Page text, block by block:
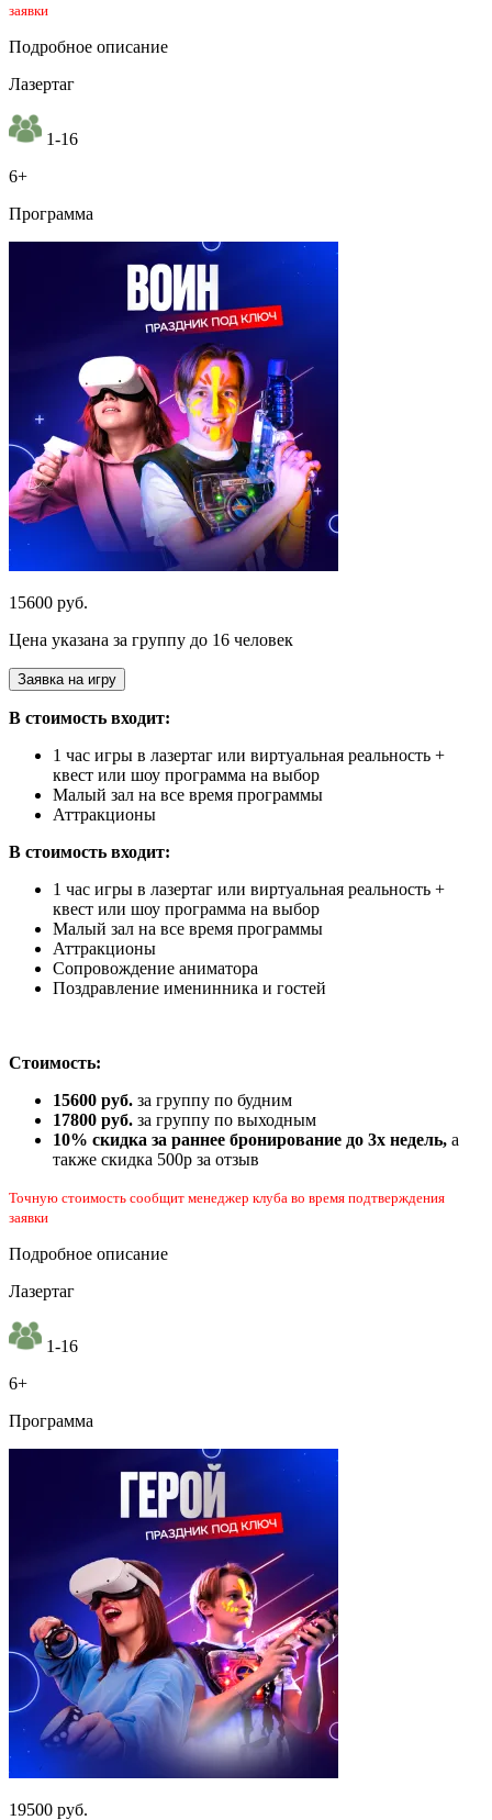
заявки
Подробное описание
Лазертаг
1-16
6+
Программа
15600 руб.
Цена указана за группу до 16 человек
Заявка на игру
В стоимость входит:
1 час игры в лазертаг или виртуальная реальность +
квест или шоу программа на выбор
Малый зал на все время программы
Аттракционы
В стоимость входит:
1 час игры в лазертаг или виртуальная реальность +
квест или шоу программа на выбор
Малый зал на все время программы
Аттракционы
Сопровождение аниматора
Поздравление именинника и гостей
Стоимость:
15600 руб. за группу по будним
17800 руб. за группу по выходным
10% скидка за раннее бронирование до 3х недель, а
также скидка 500р за отзыв
Точную стоимость сообщит менеджер клуба во время подтверждения
заявки
Подробное описание
Лазертаг
1-16
6+
Программа
19500 руб.